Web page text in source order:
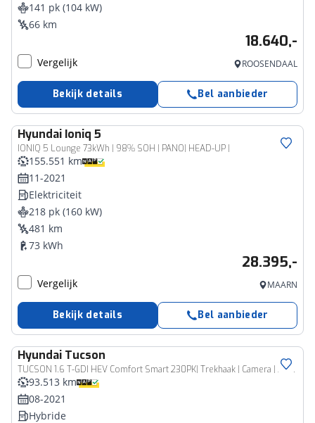
141 pk (104 kW)
66 km
18.640,-
Vergelijk ROOSENDAAL
Bekijk details Bel aanbieder
Hyundai Ioniq 5
IONIQ 5 Lounge 73kWh | 98% SOH | PANO| HEAD-UP |
155.551 km
11-2021
Elektriciteit
218 pk (160 kW)
481 km
73 kWh
28.395,-
Vergelijk MAARN
Bekijk details Bel aanbieder
Hyundai Tucson
TUCSON 1.6 T-GDI HEV Comfort Smart 230PK| Trekhaak | Camera | Apple Carplay/Android Auto | Cruise control adaptief | Keyless | Stoel+stoel verwarming
93.513 km
08-2021
Hybride